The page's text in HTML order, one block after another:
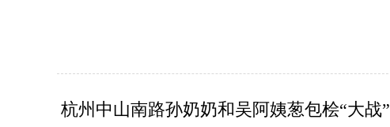
杭州中山南路孙奶奶和吴阿姨葱包桧“大战”